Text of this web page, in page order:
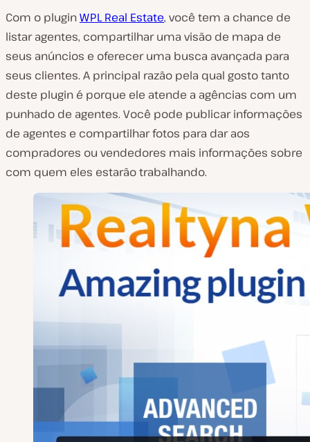
Com o pluginWPL Real Estate, você tem a chance de
listar agentes, compartilhar uma visão de mapa de
seus anúncios e oferecer uma busca avançada para
seus clientes. A principal razão pela qual gosto tanto
deste plugin é porque ele atende a agências com um
punhado de agentes. Você pode publicar informações
de agentes e compartilhar fotos para dar aos
compradores ou vendedores mais informações sobre
com quem eles estarão trabalhando.